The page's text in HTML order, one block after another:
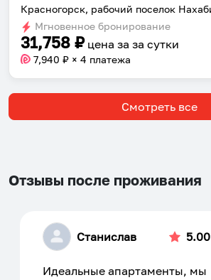
Мгновенное бронирование
31,758 ₽ цена за за сутки
7,940 ₽ × 4 платежа
Смотреть все
Отзывы после проживания
Станислав 5.00
Идеальные апартаменты, мы